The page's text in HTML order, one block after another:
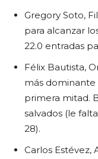
Gregory Soto,
para alcanzar
22.0 entradas
Félix Bautista,
más dominante
primera mitad.
salvados (le
28).
Carlos Estévez,